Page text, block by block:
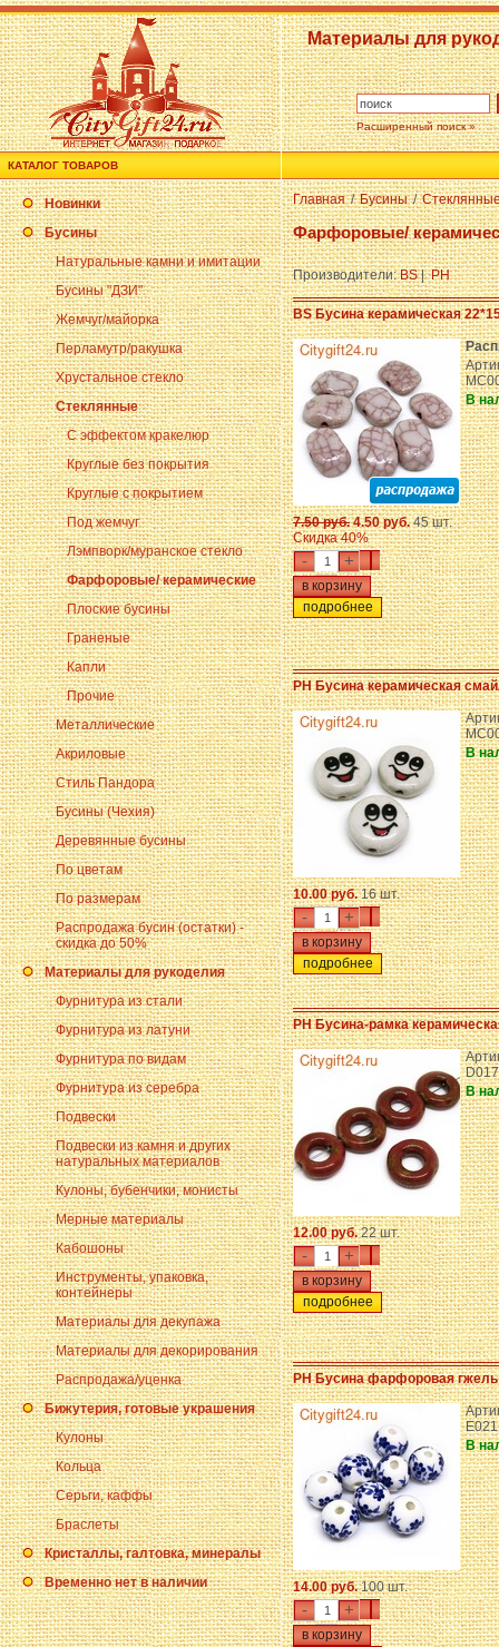
Материалы для
Расширенный поиск »
КАТАЛОГ ТОВАРОВ
Новинки
Бусины
Натуральные камни и имитации
Бусины "ДЗИ"
Жемчуг/майорка
Перламутр/ракушка
Хрустальное стекло
Стеклянные
С эффектом кракелюр
Круглые без покрытия
Круглые с покрытием
Под жемчуг
Лэмпворк/муранское стекло
Фарфоровые/ керамические
Плоские бусины
Граненые
Капли
Прочие
Металлические
Акриловые
Стиль Пандора
Бусины (Чехия)
Деревянные бусины
По цветам
По размерам
Распродажа бусин (остатки) -
скидка до 50%
Материалы для рукоделия
Фурнитура из стали
Фурнитура из латуни
Фурнитура по видам
Фурнитура из серебра
Подвески
Подвески из камня и других
натуральных материалов
Кулоны, бубенчики, монисты
Мерные материалы
Кабошоны
Инструменты, упаковка,
контейнеры
Материалы для декупажа
Материалы для декорирования
Распродажа/уценка
Бижутерия, готовые украшения
Кулоны
Кольца
Серьги, каффы
Браслеты
Кристаллы, галтовка, минералы
Временно нет в наличии
Главная / Бусины /
Фарфоровые/
Производители:BS| PH
BS Бусина керамическая
В
7.50 руб.4.50 руб.45 шт.
Скидка 40%
- +
подробнее
PH Бусина керамическая
В
10.00 руб.16 шт.
- +
подробнее
PH Бусина-рамка
В
12.00 руб.22 шт.
- +
подробнее
PH Бусина фарфоровая
В
14.00 руб.100 шт.
- +